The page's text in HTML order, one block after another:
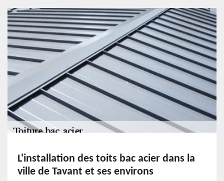
L'installation des toits bac acier dans la
ville de Tavant et ses environs